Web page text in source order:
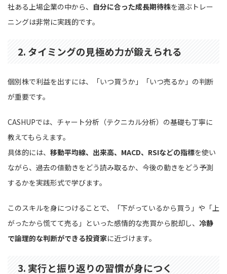
社ある上場企業の中から、 自分に合った成長期待株を選ぶトレー
ニングは非常に実践的です。
2. タイミングの見極め力が鍛えられる
個別株で利益を出すには、「いつ買うか」「いつ売るか」の判断
が重要です。
CASHUPでは、チャート分析（テクニカル分析）の基礎も丁寧に
教えてもらえます。
具体的には、 移動平均線、出来高、MACD、RSIなどの指標を使い
ながら、過去の値動きをどう読み取るか、今後の動きをどう予測
するかを実践形式で学びます。
このスキルを身につけることで、「下がっているから買う」や「上
がったから慌てて売る」といった感情的な売買から脱却し、 冷静
で論理的な判断ができる投資家に近づけます。
3. 実行と振り返りの習慣が身につく